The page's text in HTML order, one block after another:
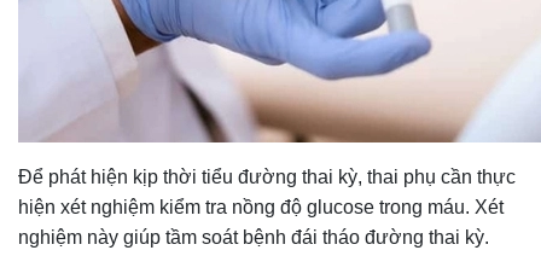
Để phát hiện kịp thời tiểu đường thai kỳ, thai phụ cần thực
hiện xét nghiệm kiểm tra nồng độ glucose trong máu. Xét
nghiệm này giúp tầm soát bệnh đái tháo đường thai kỳ.